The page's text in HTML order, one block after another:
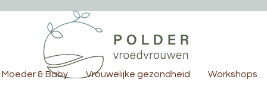
Moeder & Baby Vrouwelijke gezondheid Workshops